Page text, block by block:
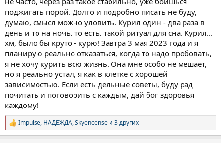
поджигать порой. Долго и подробно писать не буду,
думаю, смысл можно уловить. Курил один - два раза в
день и то на ночь, то есть, такой ритуал для сна. Курил...
хм, было бы круто - курю! Завтра 3 мая 2023 года и я
планирую реально отказаться, когда то надо пробовать,
я не хочу курить всю жизнь. Она мне особо не мешает,
но я реально устал, я как в клетке с хорошей
зависимостью. Если есть дельные советы, буду рад
почитать и поговорить с каждым, дай бог здоровья
каждому!
Р
е
Impulse, НАДЕЖДА,Skyencense и 3 других